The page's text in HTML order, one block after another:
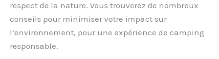
respect de la nature. Vous trouverez de nombreux
conseils pour minimiser votre impact sur
l’environnement, pour une expérience de camping
responsable.